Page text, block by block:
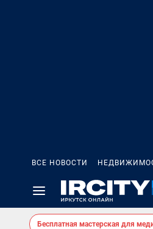
ВСЕ НОВОСТИ
Бесплатная мастерская для